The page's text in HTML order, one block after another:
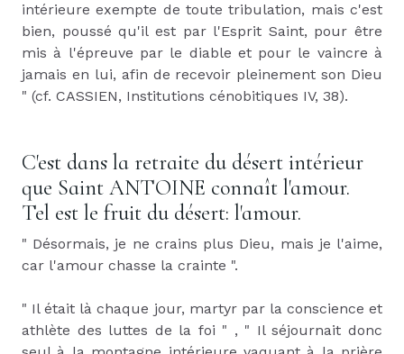
intérieure exempte de toute tribulation, mais c'est
bien, poussé qu'il est par l'Esprit Saint, pour être
mis à l'épreuve par le diable et pour le vaincre à
jamais en lui, afin de recevoir pleinement son Dieu
" (cf. CASSIEN, Institutions cénobitiques IV, 38).
C'est dans la retraite du désert intérieur
que Saint ANTOINE connaît l'amour.
Tel est le fruit du désert: l'amour.
" Désormais, je ne crains plus Dieu, mais je l'aime,
car l'amour chasse la crainte ".
" Il était là chaque jour, martyr par la conscience et
athlète des luttes de la foi " , " Il séjournait donc